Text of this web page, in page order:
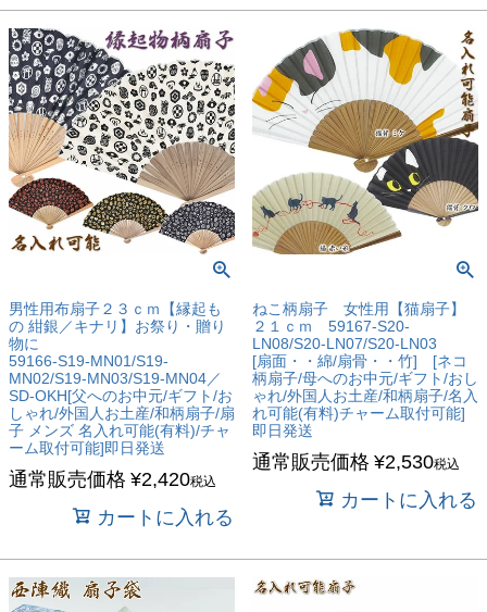
男性用布扇子２３ｃｍ【縁起も
の 紺銀／キナリ】お祭り・贈り
物に
59166-S19-MN01/S19-
MN02/S19-MN03/S19-MN04／
SD-OKH[父へのお中元/ギフト/お
しゃれ/外国人お土産/和柄扇子/扇
子 メンズ 名入れ可能(有料)/チャ
ーム取付可能]即日発送
通常販売価格 ¥2,420税込
カートに入れる
ねこ柄扇子 女性用【猫扇子】
２１ｃｍ 59167-S20-
LN08/S20-LN07/S20-LN03
[扇面・・綿/扇骨・・竹] [ネコ
柄扇子/母へのお中元/ギフト/おし
ゃれ/外国人お土産/和柄扇子/名入
れ可能(有料)チャーム取付可能]
即日発送
通常販売価格 ¥2,530税込
カートに入れる